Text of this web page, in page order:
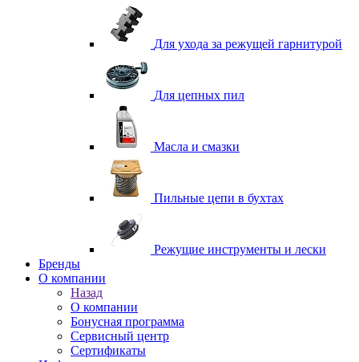
Для ухода за режущей гарнитурой
Для цепных пил
Масла и смазки
Пильные цепи в бухтах
Режущие инструменты и лески
Бренды
О компании
Назад
О компании
Бонусная программа
Сервисный центр
Сертификаты